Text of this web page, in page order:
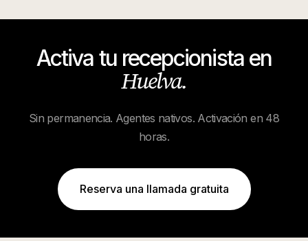
Activa tu recepcionista en
Huelva.
Sin permanencia. Agentes nativos. Activación en 48
horas.
Reserva una llamada gratuita